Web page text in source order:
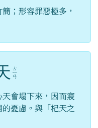
；形容罪惡極多，
ㄊ
ㄧ
ㄢ
會塌下來，因而寢
憂慮。與「杞天之